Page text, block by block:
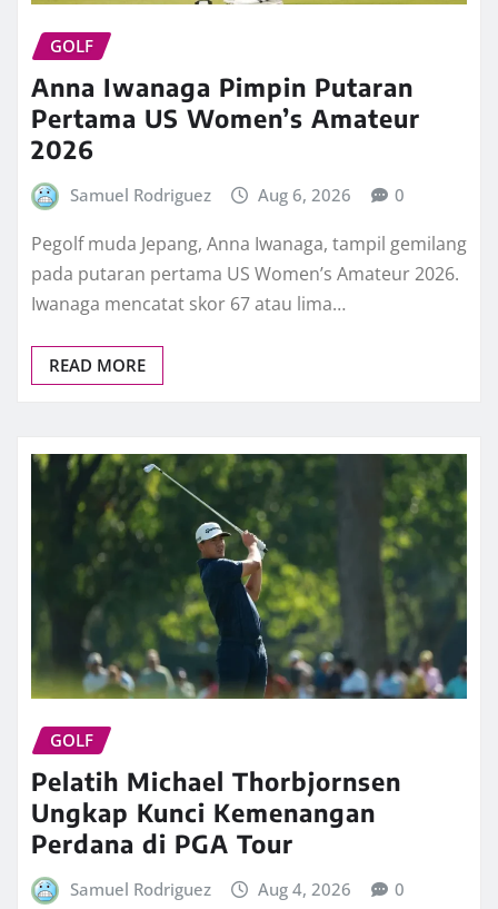
GOLF
Anna Iwanaga Pimpin Putaran
Pertama US Women’s Amateur
2026
Samuel Rodriguez Aug 6, 2026 0
Pegolf muda Jepang, Anna Iwanaga, tampil gemilang
pada putaran pertama US Women’s Amateur 2026.
Iwanaga mencatat skor 67 atau lima…
READ MORE
GOLF
Pelatih Michael Thorbjornsen
Ungkap Kunci Kemenangan
Perdana di PGA Tour
Samuel Rodriguez Aug 4, 2026 0